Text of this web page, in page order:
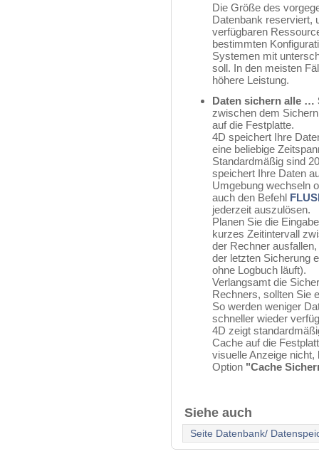
Die Größe des
Datenbank reserviert,
verfügbaren
bestimmten
Systemen mit
soll. In den meisten
höhere Leistung.
Daten sichern alle …
zwischen dem
auf die Festplatte.
4D speichert Ihre
eine beliebige
Standardmäßig sind
speichert Ihre Daten
Umgebung wechseln
auch den Befehl
jederzeit auszulösen.
Planen Sie die
kurzes Zeitintervall
der Rechner
der letzten Sicherung
ohne Logbuch läuft).
Verlangsamt die
Rechners, sollten Sie
So werden weniger
schneller wieder
4D zeigt
Cache auf die
visuelle Anzeige
Option "Cache
Siehe auch
Seite Datenbank/